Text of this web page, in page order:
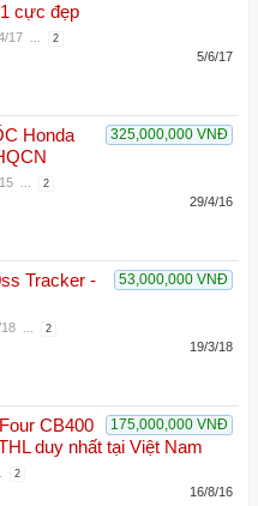
cực đẹp
17 ... 2
5/6/17
325,000,000 VNĐ
Honda
... 2
29/4/16
53,000,000 VNĐ
Tracker -
... 2
19/3/18
175,000,000 VNĐ
CB400
duy nhất tại Việt Nam
2
16/8/16